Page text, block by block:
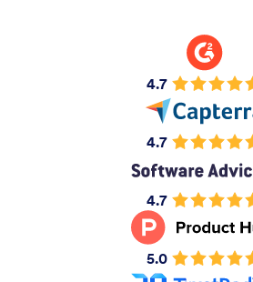
4.7
4.7
4.7
5.0